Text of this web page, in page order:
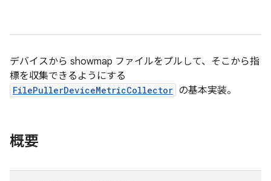
デバイスから showmap ファイルをプルして、そこから指
標を収集できるようにする
FilePullerDeviceMetricCollector の基本実装。
概要